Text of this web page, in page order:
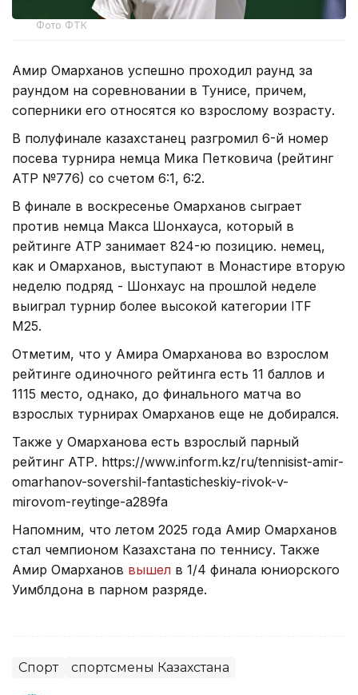
Фото ФТК
Амир Омарханов успешно проходил раунд за
раундом на соревновании в Тунисе, причем,
соперники его относятся ко взрослому возрасту.
В полуфинале казахстанец разгромил 6-й номер
посева турнира немца Мика Петковича (рейтинг
АТР №776) со счетом 6:1, 6:2.
В финале в воскресенье Омарханов сыграет
против немца Макса Шонхауса, который в
рейтинге АТР занимает 824-ю позицию. немец,
как и Омарханов, выступают в Монастире вторую
неделю подряд - Шонхаус на прошлой неделе
выиграл турнир более высокой категории ITF
M25.
Отметим, что у Амира Омарханова во взрослом
рейтинге одиночного рейтинга есть 11 баллов и
1115 место, однако, до финального матча во
взрослых турнирах Омарханов еще не добирался.
Также у Омарханова есть взрослый парный
рейтинг АТР. https://www.inform.kz/ru/tennisist-amir-
omarhanov-sovershil-fantasticheskiy-rivok-v-
mirovom-reytinge-a289fa
Напомним, что летом 2025 года Амир Омарханов
стал чемпионом Казахстана по теннису. Также
Амир Омарханов вышел в 1/4 финала юниорского
Уимблдона в парном разряде.
Спорт спортсмены Казахстана